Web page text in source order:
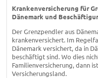
Krankenversicherung für
Dänemark und
Der Grenzpendler aus
krankenversichert. Im
Dänemark versichert, da in
beschäftigt sind. Wo dies
Familienversicherung, dann
Versicherungsland.